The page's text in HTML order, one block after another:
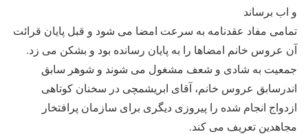
و اب برساند
تمامى مفاد عقدنامه به سرعت امضا مى شود و قبل پايان قرائت
آن عروس خانم امضاها را به پايان رسانده بود و بشكن مى زد.
جمعيت به شادى و شعف مشغول مى شوند و شوهر سابق
اندرسابق عروس خانم، آقاى ابريشمچى در سخنان كوتاهى
ازدواج انجام شده را پيروزى ديگرى براى سازمان پرافتخار
مجاهدين تعريف مى كند.